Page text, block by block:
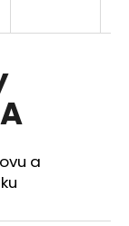
a